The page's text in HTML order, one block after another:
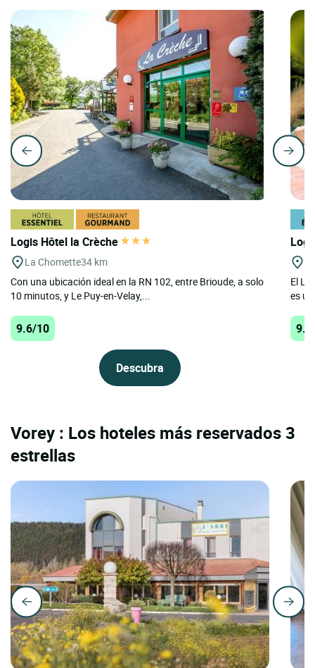
Logis Hôtel la Crèche
La Chomette34 km
Con una ubicación ideal en la RN 102, entre Brioude, a solo
10 minutos, y Le Puy-en-Velay,...
9.6/10
Descubra
El
es
Vorey : Los hoteles más reservados 3
estrellas